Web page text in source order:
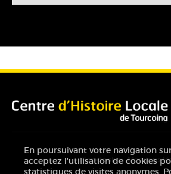
En poursuivant votre navigation
acceptez l'utilisation de cookies
statistiques de visites anonymes.
Plan de site Mentions